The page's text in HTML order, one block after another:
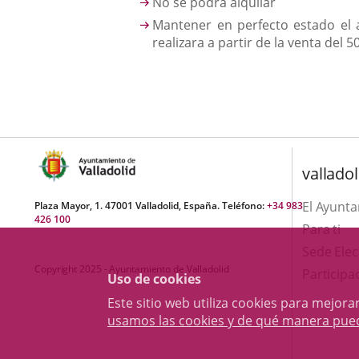
Uso de cookies
Este sitio web utiliza cookies para
usamos las cookies y de qué manera
Mantener en perfecto estado el
realizara a partir de la venta del
Plaza Mayor, 1. 47001 Valladolid, España. Teléfono:+34 983
426 100
Copyright 2025 - Ayuntamiento de Valladolid
El
Para ti